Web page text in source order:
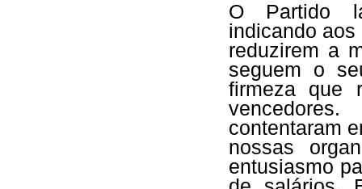
O Partido
indicando
reduzirem a
seguem o
firmeza que
contentaram
nossas
entusiasmo